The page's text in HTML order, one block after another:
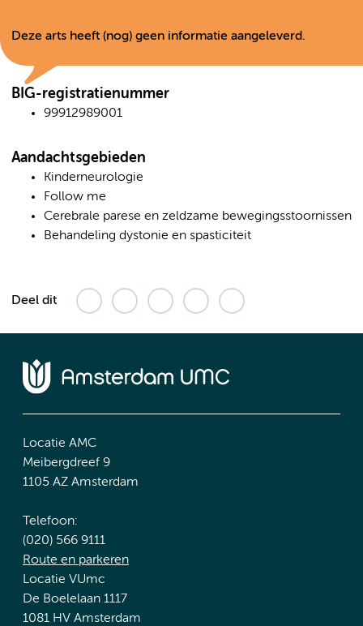
Deze arts heeft (nog) geen informatie aangeleverd.
BIG-registratienummer
99912989001
Aandachtsgebieden
Kinderneurologie
Follow me
Cerebrale parese en zeldzame bewegingsstoornissen
Behandeling dystonie en spasticiteit
Deel dit
Locatie AMC
Meibergdreef 9
1105 AZ Amsterdam
Telefoon:
(020) 566 9111
Route en parkeren
Locatie VUmc
De Boelelaan 1117
1081 HV Amsterdam